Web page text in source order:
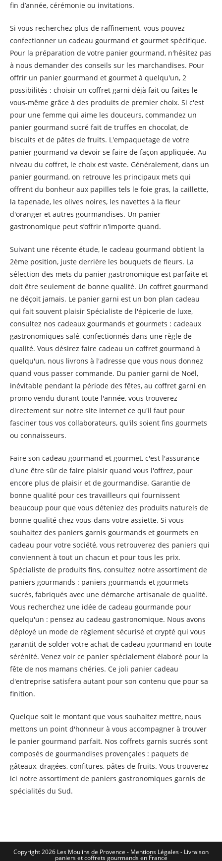
fin d’année, cérémonie ou invitations.
Si vous recherchez plus de raffinement, vous pouvez
confectionner un cadeau gourmand et gourmet spécifique.
Pour la préparation de votre panier gourmand, n'hésitez pas
à nous demander des conseils sur les marchandises. Pour
offrir un panier gourmand et gourmet à quelqu'un, 2
possibilités : choisir un coffret garni déjà fait ou faites le
vous-même grâce à des produits de premier choix. Si c'est
pour une femme qui aime les douceurs, commandez un
panier gourmand sucré fait de truffes en chocolat, de
biscuits et de pâtes de fruits. L'empaquetage de votre
panier gourmand va devoir se faire de façon appliquée. Au
niveau du coffret, le choix est vaste. Généralement, dans un
panier gourmand, on retrouve les principaux mets qui
offrent du bonheur aux papilles tels le foie gras, la caillette,
la tapenade, les olives noires, les navettes à la fleur
d'oranger et autres gourmandises. Un panier
gastronomique peut s’offrir n'importe quand.
Suivant une récente étude, le cadeau gourmand obtient la
2ème position, juste derrière les bouquets de fleurs. La
sélection des mets du panier gastronomique est parfaite et
doit être seulement de bonne qualité. Un coffret gourmand
ne déçoit jamais. Le panier garni est un bon plan cadeau
qui fait souvent plaisir Spécialiste de l'épicerie de luxe,
consultez nos cadeaux gourmands et gourmets : cadeaux
gastronomiques salé, confectionnés dans une règle de
qualité. Vous désirez faire cadeau un coffret gourmand à
quelqu'un, nous livrons à l'adresse que vous nous donnez
quand vous passer commande. Du panier garni de Noël,
inévitable pendant la période des fêtes, au coffret garni en
promo vendu durant toute l'année, vous trouverez
directement sur notre site internet ce qu'il faut pour
fasciner tous vos collaborateurs, qu'ils soient fins gourmets
ou connaisseurs.
Faire son cadeau gourmand et gourmet, c'est l'assurance
d'une être sûr de faire plaisir quand vous l'offrez, pour
encore plus de plaisir et de gourmandise. Garantie de
bonne qualité pour ces travailleurs qui fournissent
beaucoup pour que vous déteniez des produits naturels de
bonne qualité chez vous-dans votre assiette. Si vous
souhaitez des paniers garnis gourmands et gourmets en
cadeau pour votre société, vous retrouverez des paniers qui
conviennent à tout un chacun et pour tous les prix.
Spécialiste de produits fins, consultez notre assortiment de
paniers gourmands : paniers gourmands et gourmets
sucrés, fabriqués avec une démarche artisanale de qualité.
Vous recherchez une idée de cadeau gourmande pour
quelqu'un : pensez au cadeau gastronomique. Nous avons
déployé un mode de règlement sécurisé et crypté qui vous
garantit de solder votre achat de cadeau gourmand en toute
sérénité. Venez voir ce panier spécialement élaboré pour la
fête de nos mamans chéries. Ce joli panier cadeau
d'entreprise satisfera autant pour son contenu que pour sa
finition.
Quelque soit le montant que vous souhaitez mettre, nous
mettons un point d'honneur à vous accompagner à trouver
le panier gourmand parfait. Nos coffrets garnis sucrés sont
composés de gourmandises provençales : paquets de
gâteaux, dragées, confitures, pâtes de fruits. Vous trouverez
ici notre assortiment de paniers gastronomiques garnis de
spécialités du Sud.
Copyright 2026 Les Moulins de Provence - Mentions Légales - Livraison
paniers et coffrets gourmands en France